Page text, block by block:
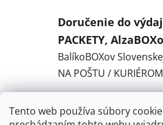
Tento web používa súbory
Doručenie do
PACKETY,
BalíkoBOXov
NA POŠTU /
Popis